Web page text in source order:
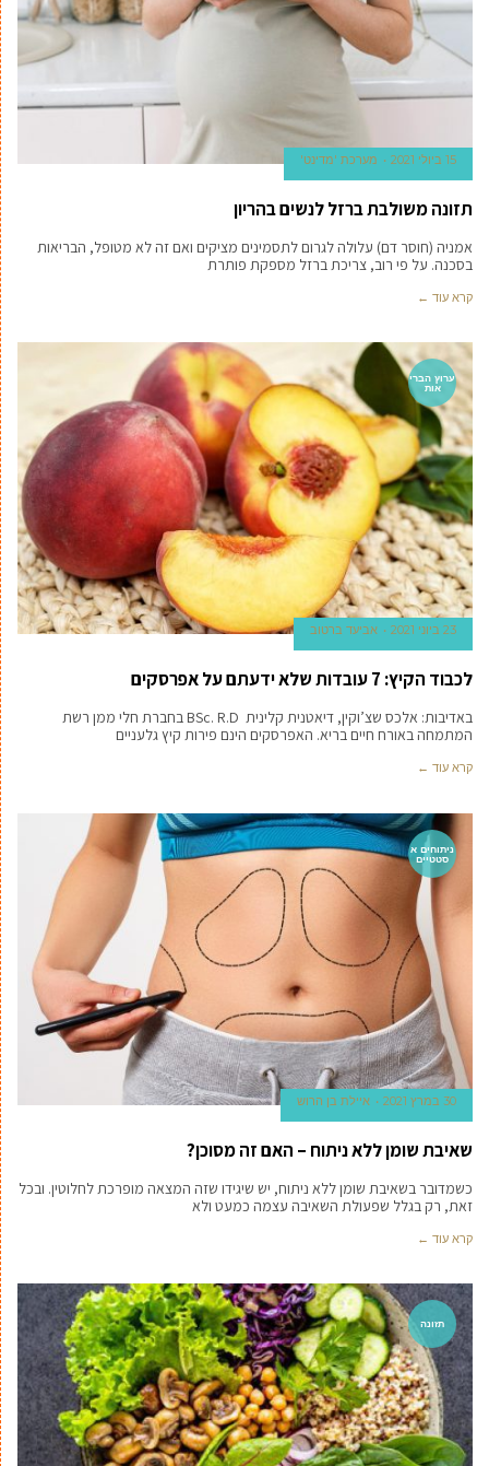
15 ביולי 2021 מערכת 'מדינט'
תזונה משולבת ברזל לנשים בהריון
אמניה (חוסר דם) עלולה לגרום לתסמינים מציקים ואם זה לא מטופל, הבריאות
בסכנה. על פי רוב, צריכת ברזל מספקת פותרת
קרא עוד ←
ערוץ הברי
אות
23 ביוני 2021 אביעד ברטוב
לכבוד הקיץ: 7 עובדות שלא ידעתם על אפרסקים
באדיבות: אלכס שצ’וקין, דיאטנית קלינית BSc. R.D בחברת חלי ממן רשת
המתמחה באורח חיים בריא. האפרסקים הינם פירות קיץ גלעניים
קרא עוד ←
ניתוחים א
סטטיים
30 במרץ 2021 איילת בן הרוש
שאיבת שומן ללא ניתוח – האם זה מסוכן?
כשמדובר בשאיבת שומן ללא ניתוח, יש שיגידו שזה המצאה מופרכת לחלוטין. ובכל
זאת, רק בגלל שפעולת השאיבה עצמה כמעט ולא
קרא עוד ←
תזונה